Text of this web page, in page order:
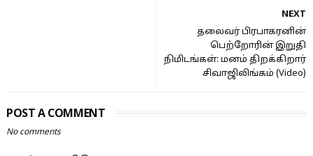
NEXT
தலைவர் பிரபாகரனின்
பெற்றோரின் இறுதி
நிமிடங்கள்: மனம் திறக்கிறார்
சிவாஜிலிங்கம் (Video)
POST A COMMENT
No comments